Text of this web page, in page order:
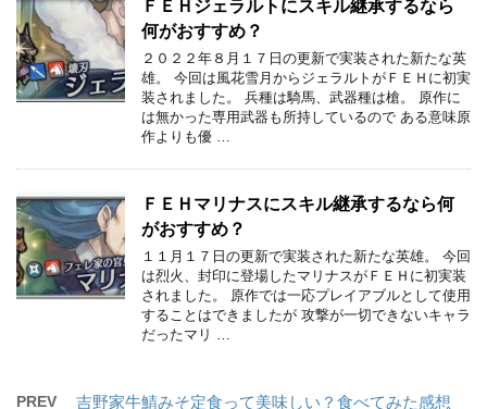
ＦＥＨジェラルトにスキル継承するなら
何がおすすめ？
２０２２年８月１７日の更新で実装された新たな英
雄。 今回は風花雪月からジェラルトがＦＥＨに初実
装されました。 兵種は騎馬、武器種は槍。 原作に
は無かった専用武器も所持しているので ある意味原
作よりも優 …
ＦＥＨマリナスにスキル継承するなら何
がおすすめ？
１１月１７日の更新で実装された新たな英雄。 今回
は烈火、封印に登場したマリナスがＦＥＨに初実装
されました。 原作では一応プレイアブルとして使用
することはできましたが 攻撃が一切できないキャラ
だったマリ …
PREV 吉野家牛鯖みそ定食って美味しい？食べてみた感想